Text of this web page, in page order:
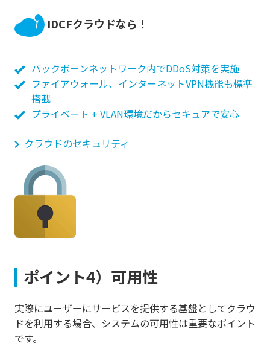
IDCFクラウドなら！
バックボーンネットワーク内でDDoS対策を実施
ファイアウォール、インターネットVPN機能も標準
搭載
プライベート + VLAN環境だからセキュアで安心
クラウドのセキュリティ
ポイント4）可用性
実際にユーザーにサービスを提供する基盤としてクラウ
ドを利用する場合、システムの可用性は重要なポイント
です。